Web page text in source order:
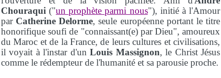
Chouraqui ("un prophète parmi nous"), initié à l'Amour
par Catherine Delorme, seule européenne portant le titre
honorifique soufi de "connaissant(e) par Dieu", amoureux
du Maroc et de la France, de leurs cultures et civilisations,
il voyait à l'instar d'unLouis Massignon, le Christ Jésus
comme le rédempteur de l'humanité et sa parousie proche.